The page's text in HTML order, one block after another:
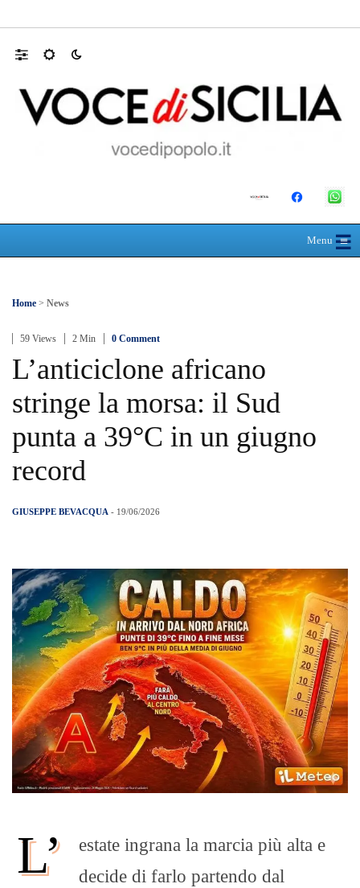
Menu≡
☰
Home > News
59 Views 2 Min 0 Comment
L’anticiclone africano
stringe la morsa: il Sud
punta a 39°C in un giugno
record
GIUSEPPE BEVACQUA - 19/06/2026
L’
estate ingrana la marcia più alta e
decide di farlo partendo dal